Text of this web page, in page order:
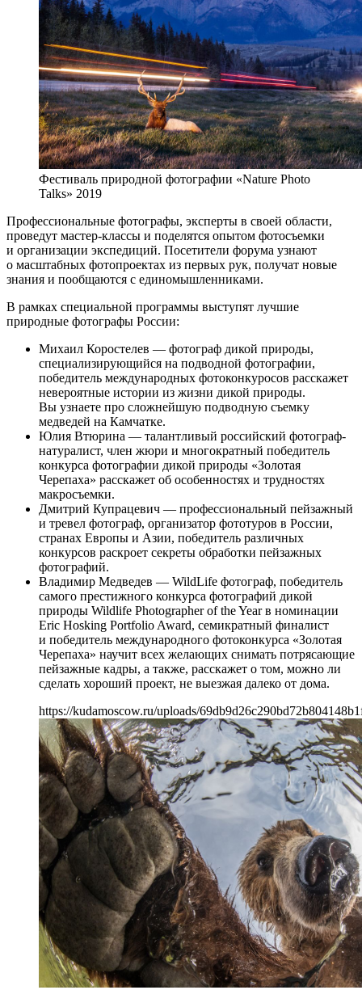
Фестиваль природной фотографии «Nature Photo
Talks» 2019
Профессиональные фотографы, эксперты в своей области,
проведут мастер-классы и поделятся опытом фотосъемки
и организации экспедиций. Посетители форума узнают
о масштабных фотопроектах из первых рук, получат новые
знания и пообщаются с единомышленниками.
В рамках специальной программы выступят лучшие
природные фотографы России:
Михаил Коростелев — фотограф дикой природы,
специализирующийся на подводной фотографии,
победитель международных фотоконкуросов расскажет
невероятные истории из жизни дикой природы.
Вы узнаете про сложнейшую подводную съемку
медведей на Камчатке.
Юлия Втюрина — талантливый российский фотограф-
натуралист, член жюри и многократный победитель
конкурса фотографии дикой природы «Золотая
Черепаха» расскажет об особенностях и трудностях
макросъемки.
Дмитрий Купрацевич — профессиональный пейзажный
и тревел фотограф, организатор фототуров в России,
странах Европы и Азии, победитель различных
конкурсов раскроет секреты обработки пейзажных
фотографий.
Владимир Медведев — WildLife фотограф, победитель
самого престижного конкурса фотографий дикой
природы Wildlife Photographer of the Year в номинации
Eric Hosking Portfolio Award, семикратный финалист
и победитель международного фотоконкурса «Золотая
Черепаха» научит всех желающих снимать потрясающие
пейзажные кадры, а также, расскажет о том, можно ли
сделать хороший проект, не выезжая далеко от дома.
https://kudamoscow.ru/uploads/